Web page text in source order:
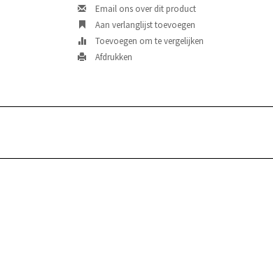
Email ons over dit product
Aan verlanglijst toevoegen
Toevoegen om te vergelijken
Afdrukken